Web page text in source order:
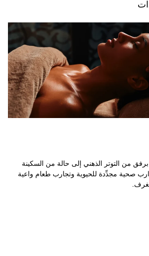
من التوتر الذهني إلى حالة من السكينة
صحية مجدِّدة للحيوية وتجارب طعام واعية